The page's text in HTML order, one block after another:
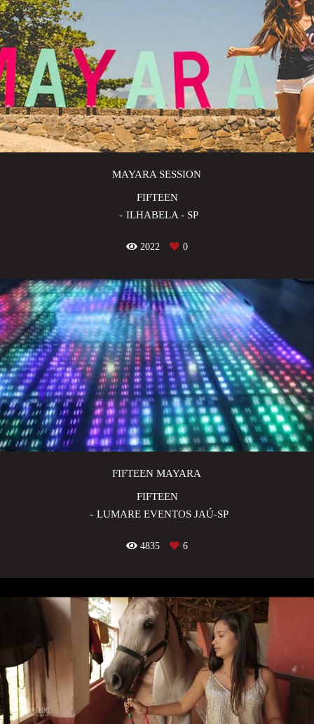
MAYARA SESSION
FIFTEEN
ILHABELA - SP
2022 0
FIFTEEN MAYARA
FIFTEEN
LUMARE EVENTOS JAÚ-SP
4835 6